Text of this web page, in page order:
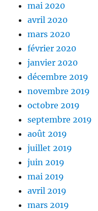
mai 2020
avril 2020
mars 2020
février 2020
janvier 2020
décembre 2019
novembre 2019
octobre 2019
septembre 2019
août 2019
juillet 2019
juin 2019
mai 2019
avril 2019
mars 2019